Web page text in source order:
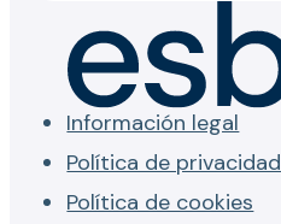
Información legal
Política de privacidad
Política de cookies